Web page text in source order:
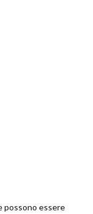
possono essere